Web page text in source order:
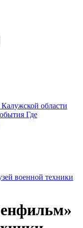
Где
военной техники